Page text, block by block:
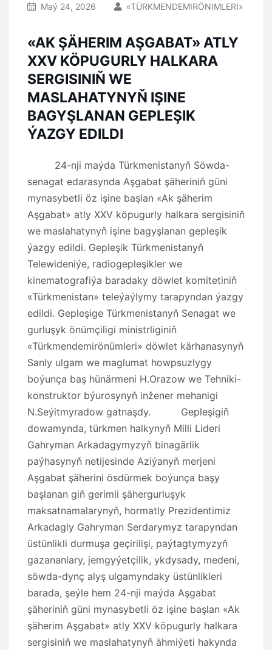
Maý 24, 2026 «TÜRKMENDEMIRÖNIMLERI»
«AK ŞÄHERIM AŞGABAT» ATLY
XXV KÖPUGURLY HALKARA
SERGISINIŇ WE
MASLAHATYNYŇ IŞINE
BAGYŞLANAN GEPLEŞIK
ÝAZGY EDILDI
24-nji maýda Türkmenistanyň Söwda-
senagat edarasynda Aşgabat şäheriniň güni
mynasybetli öz işine başlan «Ak şäherim
Aşgabat» atly XXV köpugurly halkara sergisiniň
we maslahatynyň işine bagyşlanan gepleşik
ýazgy edildi. Gepleşik Türkmenistanyň
Telewideniýe, radiogepleşikler we
kinematografiýa baradaky döwlet komitetiniň
«Türkmenistan» teleýaýlymy tarapyndan ýazgy
edildi. Gepleşige Türkmenistanyň Senagat we
gurluşyk önümçiligi ministrliginiň
«Türkmendemirönümleri» döwlet kärhanasynyň
Sanly ulgam we maglumat howpsuzlygy
boýunça baş hünärmeni H.Orazow we Tehniki-
konstruktor býurosynyň inžener mehanigi
N.Seýitmyradow gatnaşdy. Gepleşigiň
dowamynda, türkmen halkynyň Milli Lideri
Gahryman Arkadagymyzyň binagärlik
paýhasynyň netijesinde Aziýanyň merjeni
Aşgabat şäherini ösdürmek boýunça başy
başlanan giň gerimli şähergurluşyk
maksatnamalarynyň, hormatly Prezidentimiz
Arkadagly Gahryman Serdarymyz tarapyndan
üstünlikli durmuşa geçirilişi, paýtagtymyzyň
gazananlary, jemgyýetçilik, ykdysady, medeni,
söwda-dynç alyş ulgamyndaky üstünlikleri
barada, şeýle hem 24-nji maýda Aşgabat
şäheriniň güni mynasybetli öz işine başlan «Ak
şäherim Aşgabat» atly XXV köpugurly halkara
sergisiniň we maslahatynyň ähmiýeti hakynda